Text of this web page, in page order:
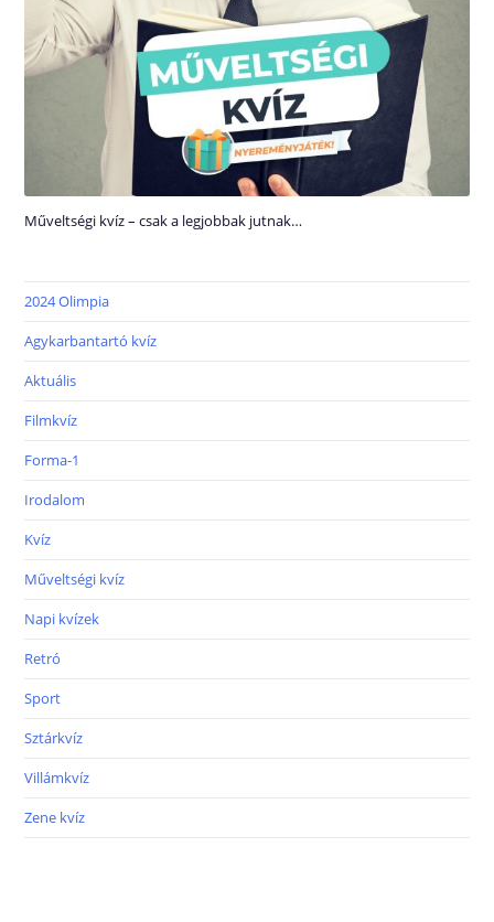
Műveltségi kvíz – csak a legjobbak jutnak…
2024 Olimpia
Agykarbantartó kvíz
Aktuális
Filmkvíz
Forma-1
Irodalom
Kvíz
Műveltségi kvíz
Napi kvízek
Retró
Sport
Sztárkvíz
Villámkvíz
Zene kvíz